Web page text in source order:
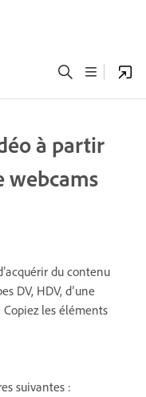
à partir
webcams
du contenu
DV, HDV, d’une
les éléments
suivantes :